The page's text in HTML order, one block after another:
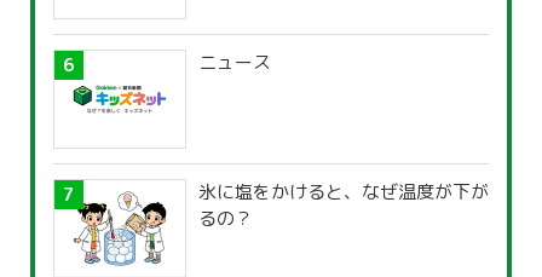
ニュース
氷に塩をかけると、なぜ温度が下が
るの？